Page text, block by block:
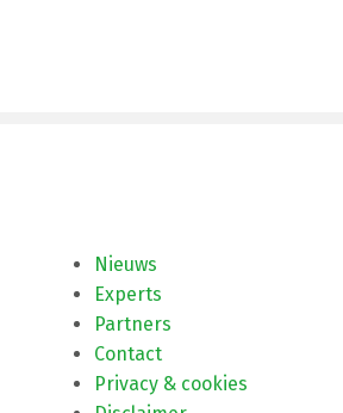
Nieuws
Experts
Partners
Contact
Privacy & cookies